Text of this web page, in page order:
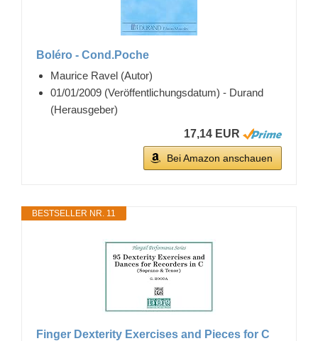
Boléro - Cond.Poche
Maurice Ravel (Autor)
01/01/2009 (Veröffentlichungsdatum) - Durand
(Herausgeber)
17,14 EUR
Bei Amazon anschauen
BESTSELLER NR. 11
Finger Dexterity Exercises and Pieces for C